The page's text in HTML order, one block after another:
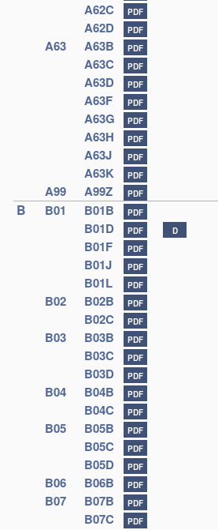
A62C PDF
A62D PDF
A63 A63B PDF
A63C PDF
A63D PDF
A63F PDF
A63G PDF
A63H PDF
A63J PDF
A63K PDF
A99 A99Z PDF
B B01 B01B PDF
B01D PDF D
B01F PDF
B01J PDF
B01L PDF
B02 B02B PDF
B02C PDF
B03 B03B PDF
B03C PDF
B03D PDF
B04 B04B PDF
B04C PDF
B05 B05B PDF
B05C PDF
B05D PDF
B06 B06B PDF
B07 B07B PDF
B07C PDF